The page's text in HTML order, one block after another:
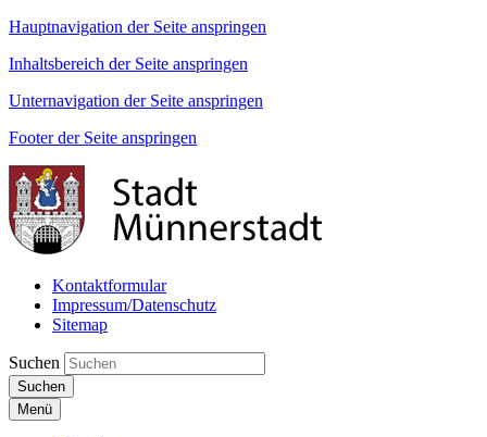
Hauptnavigation der Seite anspringen
Inhaltsbereich der Seite anspringen
Unternavigation der Seite anspringen
Footer der Seite anspringen
Kontaktformular
Impressum/Datenschutz
Sitemap
Suchen
Suchen
Menü